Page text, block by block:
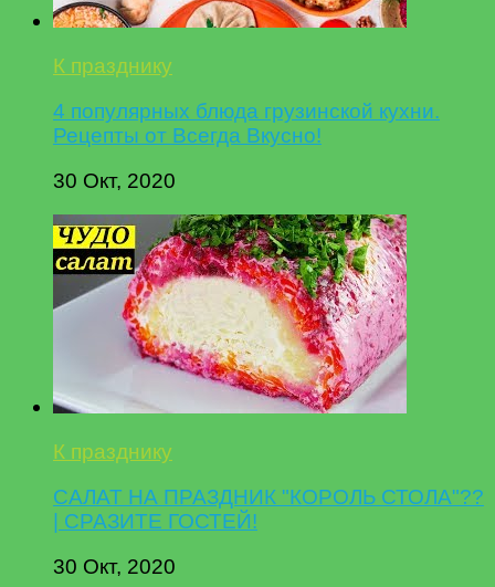
К празднику
4 популярных блюда грузинской кухни.
Рецепты от Всегда Вкусно!
30 Окт, 2020
К празднику
САЛАТ НА ПРАЗДНИК "КОРОЛЬ СТОЛА"??
| СРАЗИТЕ ГОСТЕЙ!
30 Окт, 2020